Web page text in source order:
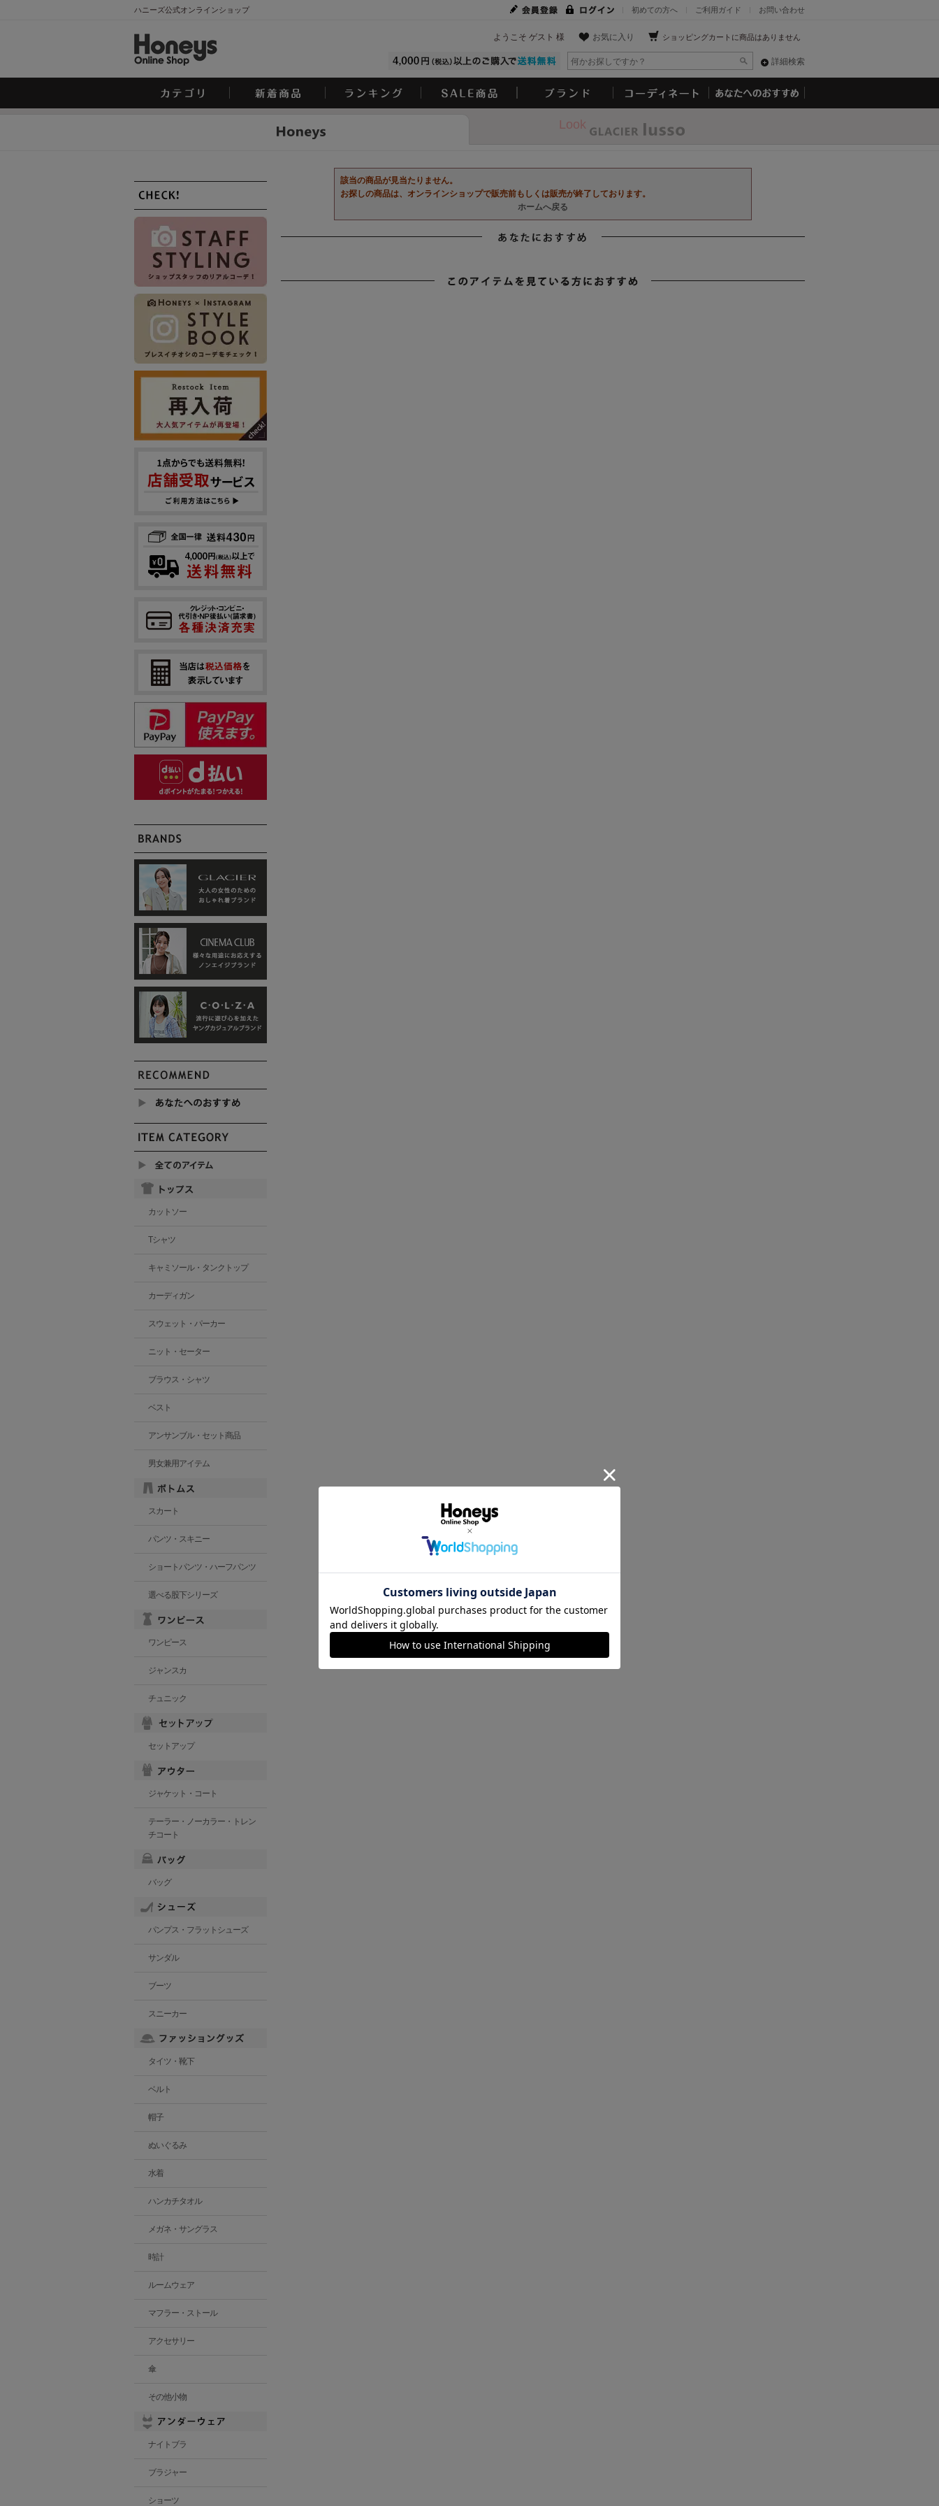
ハニーズ公式オンラインショップ お問い合わせ
ご利用ガイド
初めての方へ
ショッピングカートに商品はありません
お気に入り
ようこそ ゲスト 様
詳細検索
Look
該当の商品が見当たりません。
お探しの商品は、オンラインショップで販売前もしくは販売が終了しております。
ホームへ戻る
カットソー
Tシャツ
キャミソール・タンクトップ
カーディガン
スウェット・パーカー
ニット・セーター
ブラウス・シャツ
ベスト
アンサンブル・セット商品
男女兼用アイテム
スカート
パンツ・スキニー
ショートパンツ・ハーフパンツ
選べる股下シリーズ
ワンピース
ジャンスカ
チュニック
セットアップ
ジャケット・コート
テーラー・ノーカラー・トレン
チコート
バッグ
パンプス・フラットシューズ
サンダル
ブーツ
スニーカー
タイツ・靴下
ベルト
帽子
ぬいぐるみ
水着
ハンカチタオル
メガネ・サングラス
時計
ルームウェア
マフラー・ストール
アクセサリー
傘
その他小物
ナイトブラ
ブラジャー
ショーツ